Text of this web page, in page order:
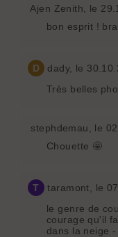
Ajen Zenith , le
bon esprit !
D dady, le
Très belles
stephdemau
, le
Chouette 🤩
T taramont , le
le genre de
courage qu'il
dans la neige